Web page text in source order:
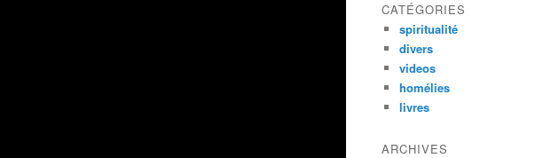
CATÉGORIES
spiritualité
divers
videos
homélies
livres
ARCHIVES